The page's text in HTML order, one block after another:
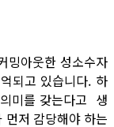
밍아웃한 성소수자
되고 있습니다. 하
미를 갖는다고 생
먼저 감당해야 하는